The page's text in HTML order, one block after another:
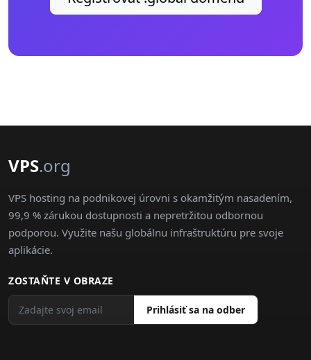
VPS.org
VPS hosting na podnikovej úrovni s okamžitým nasadením,
99,9 % zárukou dostupnosti a nepretržitou odbornou
podporou. Využite našu globálnu infraštruktúru pre svoje
aplikácie.
ZOSTAŇTE V OBRAZE
Prihlásiť sa na odber